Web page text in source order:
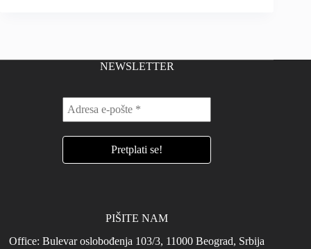
NEWSLETTER
PIŠITE NAM
Office: Bulevar oslobođenja 103/3, 11000 Beograd, Srbija